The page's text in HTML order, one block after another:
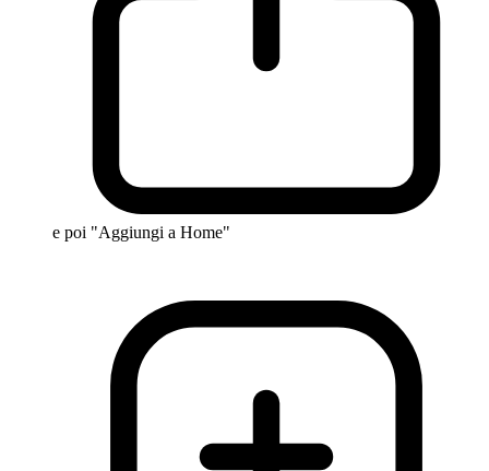
e poi "Aggiungi a Home"